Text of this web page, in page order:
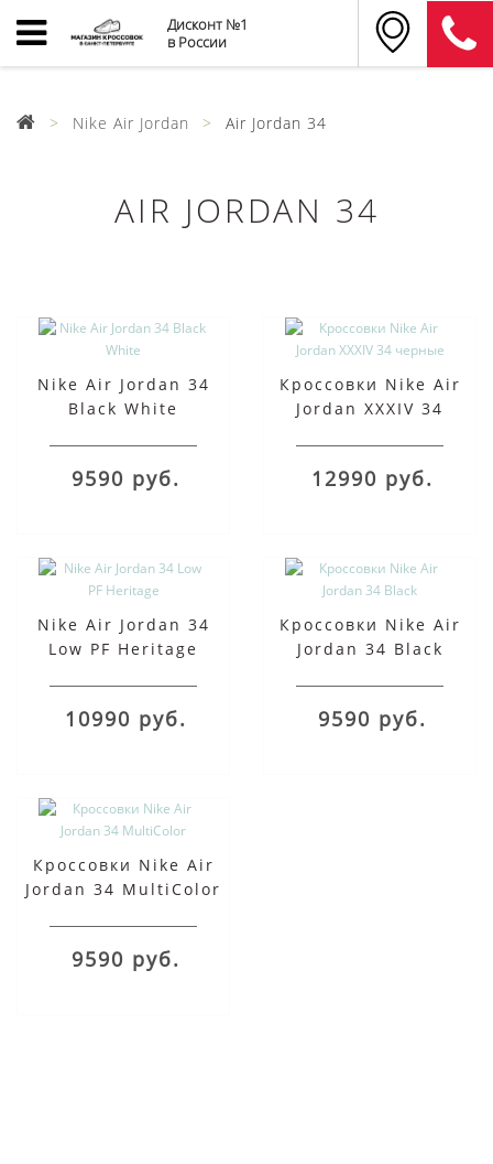
Дисконт №1
в России
Nike Air Jordan Air Jordan 34
AIR JORDAN 34
Nike Air Jordan 34
Black White
9590 руб.
Кроссовки Nike Air
Jordan XXXIV 34
12990 руб.
Nike Air Jordan 34
Low PF Heritage
10990 руб.
Кроссовки Nike Air
Jordan 34 Black
9590 руб.
Кроссовки Nike Air
Jordan 34 MultiColor
9590 руб.